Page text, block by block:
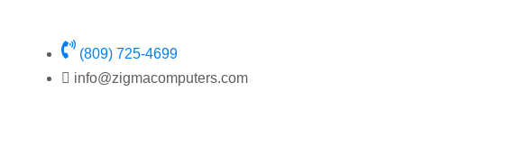
(809) 725-4699
info@zigmacomputers.com